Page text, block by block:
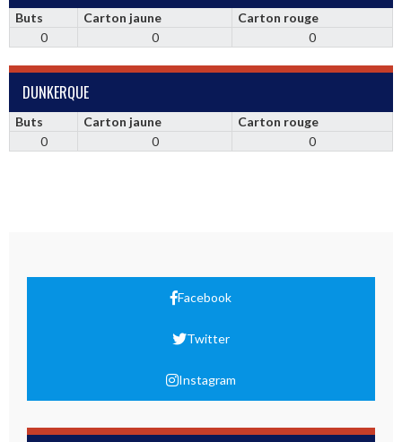
Buts Carton jaune
Carton rouge
0
0 0
DUNKERQUE
Buts Carton jaune
Carton rouge
0
0 0
Facebook
Twitter
Instagram